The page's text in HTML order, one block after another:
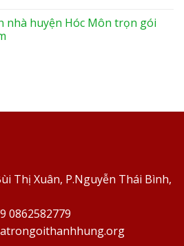
nhà huyện Hóc Môn trọn gói
Thị Xuân, P.Nguyễn Thái Bình,
0862582779